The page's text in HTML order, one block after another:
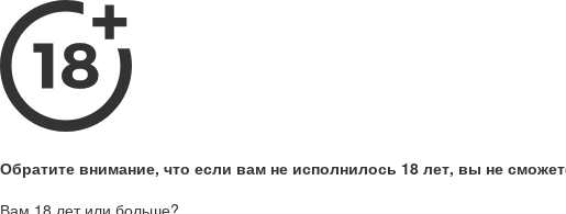
Обратите внимание, что если вам не исполнилось 18 лет, вы не